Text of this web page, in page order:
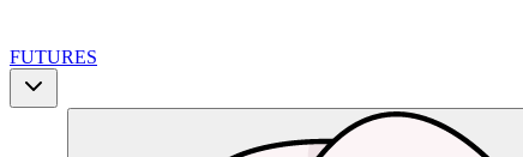
FUTURES